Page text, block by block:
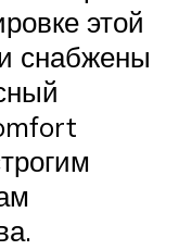
этой
снабжены